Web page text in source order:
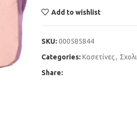
Add to wishlist
SKU: 000585844
Categories: Κασετίνες,
Share: